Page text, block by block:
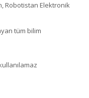
Robotistan Elektronik
tüm bilim